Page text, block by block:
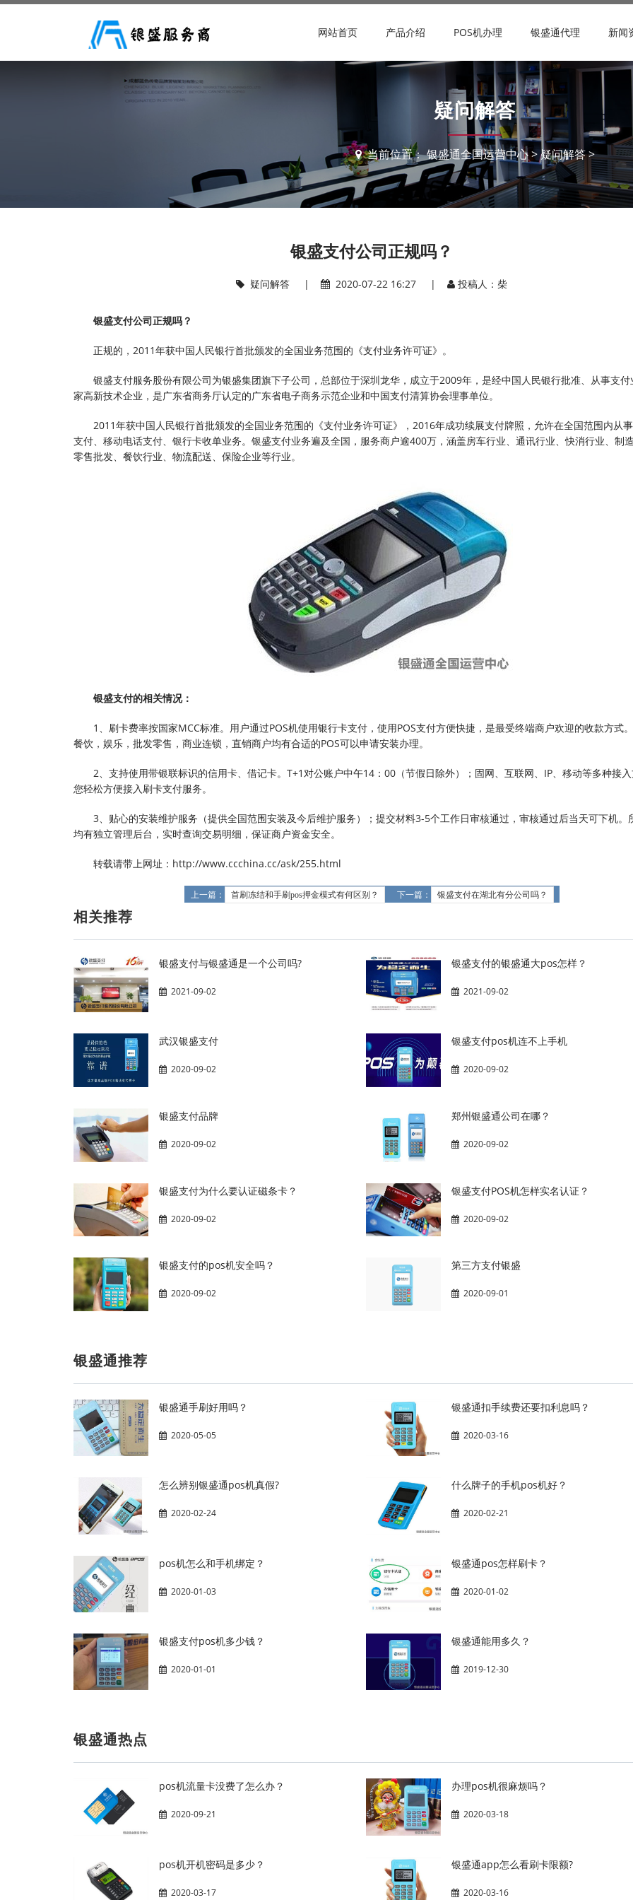
网站首页 产品介绍 POS机办理 银盛通代理 新闻
疑问解答
当前位置：银盛通全国运营中心>疑问解答>
银盛支付公司正规吗？
疑问解答 | 2020-07-22 16:27 | 投稿人：柴
银盛支付公司正规吗？
正规的，2011年获中国人民银行首批颁发的全国业务范围的《支付业务许可证》。
银盛支付服务股份有限公司为银盛集团旗下子公司，总部位于深圳龙华，成立于2009年，是经中国人民银行批准、从事支付
家高新技术企业，是广东省商务厅认定的广东省电子商务示范企业和中国支付清算协会理事单位。
2011年获中国人民银行首批颁发的全国业务范围的《支付业务许可证》，2016年成功续展支付牌照，允许在全国范围内从
支付、移动电话支付、银行卡收单业务。银盛支付业务遍及全国，服务商户逾400万，涵盖房车行业、通讯行业、快消行业、制造
零售批发、餐饮行业、物流配送、保险企业等行业。
银盛支付的相关情况：
1、刷卡费率按国家MCC标准。用户通过POS机使用银行卡支付，使用POS支付方便快捷，是最受终端商户欢迎的收款方式。
餐饮，娱乐，批发零售，商业连锁，直销商户均有合适的POS可以申请安装办理。
2、支持使用带银联标识的信用卡、借记卡。T+1对公账户中午14：00（节假日除外）；固网、互联网、IP、移动等多种接
您轻松方便接入刷卡支付服务。
3、贴心的安装维护服务（提供全国范围安装及今后维护服务）；提交材料3-5个工作日审核通过，审核通过后当天可下机。
均有独立管理后台，实时查询交易明细，保证商户资金安全。
转载请带上网址：http://www.ccchina.cc/ask/255.html
上一篇： 首刷冻结和手刷pos押金模式有何区别？ 下一篇： 银盛支付在湖北有分公司吗？
相关推荐
银盛支付与银盛通是一个公司吗?
2021-09-02
银盛支付的银盛通大pos怎样？
2021-09-02
武汉银盛支付
2020-09-02
银盛支付pos机连不上手机
2020-09-02
银盛支付品牌
2020-09-02
郑州银盛通公司在哪？
2020-09-02
银盛支付为什么要认证磁条卡？
2020-09-02
银盛支付POS机怎样实名认证？
2020-09-02
银盛支付的pos机安全吗？
2020-09-02
第三方支付银盛
2020-09-01
银盛通推荐
银盛通手刷好用吗？
2020-05-05
银盛通扣手续费还要扣利息吗？
2020-03-16
怎么辨别银盛通pos机真假?
2020-02-24
什么牌子的手机pos机好？
2020-02-21
pos机怎么和手机绑定？
2020-01-03
银盛通pos怎样刷卡？
2020-01-02
银盛支付pos机多少钱？
2020-01-01
银盛通能用多久？
2019-12-30
银盛通热点
pos机流量卡没费了怎么办？
2020-09-21
办理pos机很麻烦吗？
2020-03-18
pos机开机密码是多少？
2020-03-17
银盛通app怎么看刷卡限额?
2020-03-16